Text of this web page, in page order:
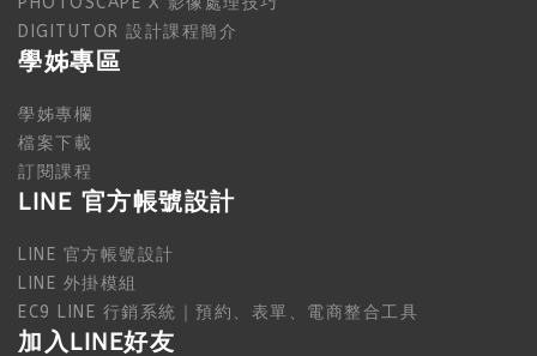
DIGITUTOR 設計課程簡介
學姊專區
學姊專欄
檔案下載
訂閱課程
LINE 官方帳號設計
LINE 官方帳號設計
LINE 外掛模組
EC9 LINE 行銷系統｜預約、表單、電商整合工具
加入LINE好友